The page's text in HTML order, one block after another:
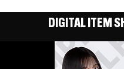
DIGITAL ITEM